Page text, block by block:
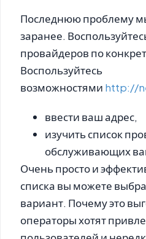
Последнюю проблему
заранее.
провайдеров по
Воспользуйтесь
возможностями http://
ввести ваш адрес,
изучить список
обслуживающих
Очень просто и
списка вы можете
вариант. Почему это
операторы хотят